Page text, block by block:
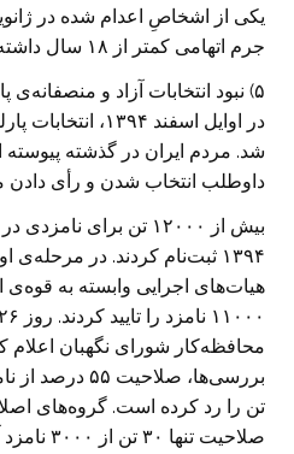
جرم اتهامی کمتر از ۱۸ سال داشته است.
۵) نبود انتخابات آزاد و منصفانه‌ی پارلمانی
در اوایل اسفند
شد. مردم ایران در گذشته
داوطلب انتخاب شدن و رأی دادن
بیش از ۱۲۰۰۰ تن برای
۱۳۹۴ ثبت‌نام کردند. در
هیات‌های اجرایی وابسته به قوه‌ی
محافظه‌کار شورای نگهبان
تن را رد کرده است. گروه‌های
صلاحیت